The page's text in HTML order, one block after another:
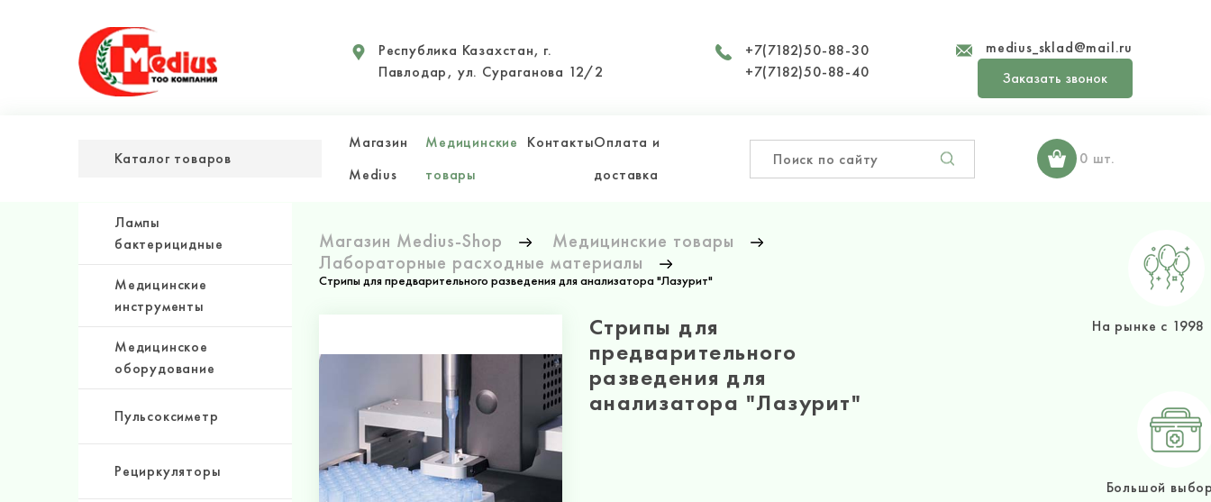
Республика Казахстан, г.
Павлодар, ул. Сураганова 12/2
+7(7182)50-88-30
+7(7182)50-88-40
medius_sklad@mail.ru
Заказать звонок
Каталог товаров
Магазин
Medius
Медицинские
товары
КонтактыОплата и
доставка
0 шт.
Лампы
бактерицидные
Медицинские
инструменты
Медицинское
оборудование
Пульсоксиметр
Рециркуляторы
Магазин Medius-Shop
Медицинские товары
Лабораторные расходные материалы
Стрипы для предварительного разведения для анализатора "Лазурит"
Стрипы для
предварительного
разведения для
анализатора "Лазурит"
На рынке с 1998
Большой